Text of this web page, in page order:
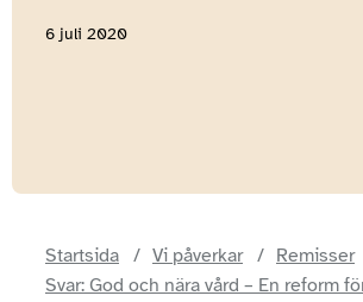
6 juli 2020
Startsida Vi påverkar
Remisser
Svar: God och nära vård – En reform